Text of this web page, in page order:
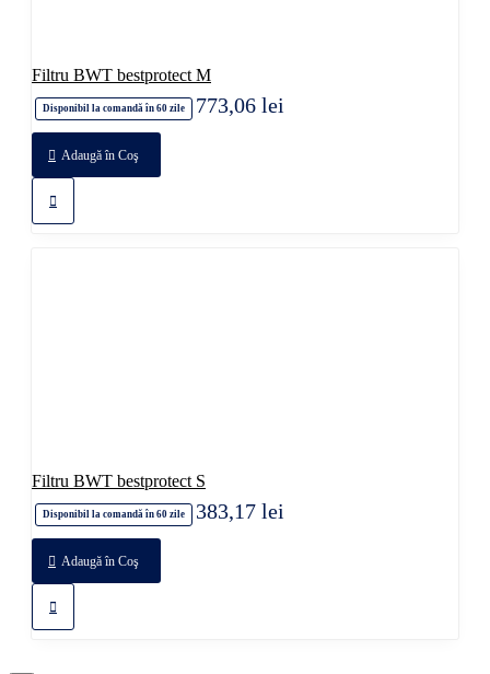
Filtru BWT bestprotect M
Disponibil la comandă în 60 zile 773,06 lei
Adaugă în Coş
Filtru BWT bestprotect S
Disponibil la comandă în 60 zile 383,17 lei
Adaugă în Coş